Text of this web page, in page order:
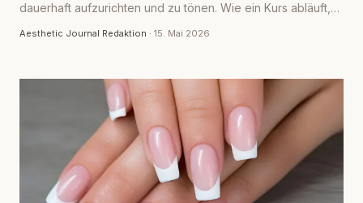
dauerhaft aufzurichten und zu tönen. Wie ein Kurs abläuft,
Aesthetic Journal Redaktion · 15. Mai 2026